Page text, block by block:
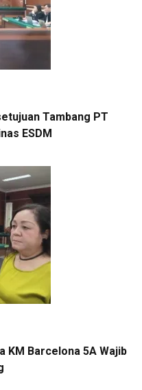
Tambang PT
ESDM
KM Barcelona 5A Wajib